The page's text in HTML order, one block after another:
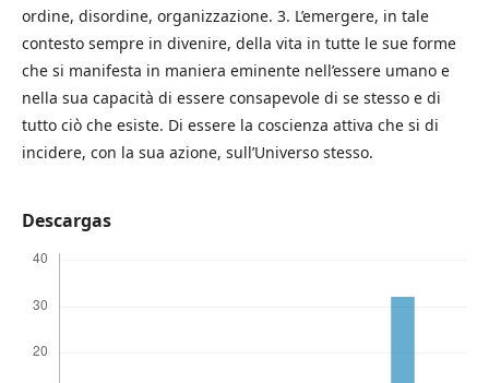
ordine, disordine, organizzazione. 3. L’emergere, in tale
contesto sempre in divenire, della vita in tutte le sue forme
che si manifesta in maniera eminente nell’essere umano e
nella sua capacità di essere consapevole di se stesso e di
tutto ciò che esiste. Di essere la coscienza attiva che si di
incidere, con la sua azione, sull’Universo stesso.
Descargas